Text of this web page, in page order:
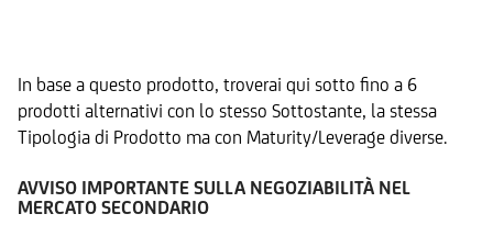
In base a questo prodotto, troverai qui sotto fino a 6
prodotti alternativi con lo stesso Sottostante, la stessa
Tipologia di Prodotto ma con Maturity/Leverage diverse.
AVVISO IMPORTANTE SULLA NEGOZIABILITÀ NEL
MERCATO SECONDARIO